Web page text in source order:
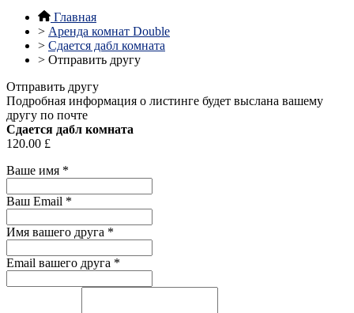
Главная
> Аренда комнат Double
> Сдается дабл комната
> Отправить другу
Отправить другу
Подробная информация о листинге будет выслана вашему
другу по почте
Сдается дабл комната
120.00 £
Ваше имя *
Ваш Email *
Имя вашего друга *
Email вашего друга *